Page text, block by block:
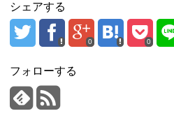
シェアする
0 0
フォローする